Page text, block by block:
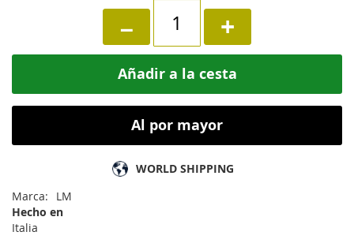
− +
Añadir a la cesta
Al por mayor
WORLD SHIPPING
Marca
LM
Hecho en
Italia